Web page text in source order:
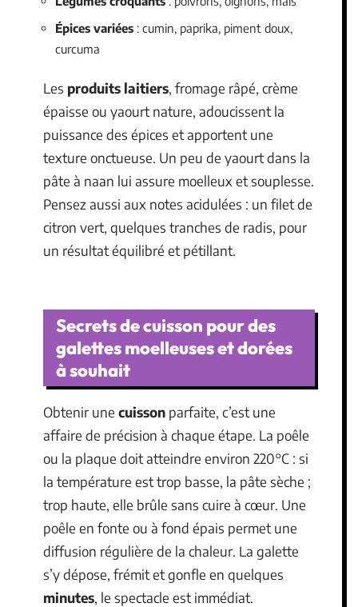
Épices variées : cumin, paprika, piment doux,
curcuma
Les produits laitiers, fromage râpé, crème
épaisse ou yaourt nature, adoucissent la
puissance des épices et apportent une
texture onctueuse. Un peu de yaourt dans la
pâte à naan lui assure moelleux et souplesse.
Pensez aussi aux notes acidulées : un filet de
citron vert, quelques tranches de radis, pour
un résultat équilibré et pétillant.
Secrets de cuisson pour des
galettes moelleuses et dorées
à souhait
Obtenir une cuisson parfaite, c’est une
affaire de précision à chaque étape. La poêle
ou la plaque doit atteindre environ 220°C : si
la température est trop basse, la pâte sèche ;
trop haute, elle brûle sans cuire à cœur. Une
poêle en fonte ou à fond épais permet une
diffusion régulière de la chaleur. La galette
s’y dépose, frémit et gonfle en quelques
minutes, le spectacle est immédiat.